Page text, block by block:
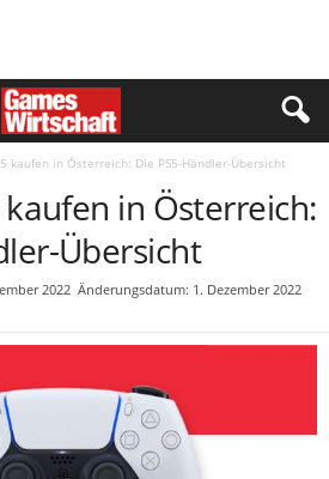
kaufen in Österreich: Die PS5-Händler-Übersicht
in Österreich:
Übersicht
2022 Änderungsdatum: 1. Dezember 2022